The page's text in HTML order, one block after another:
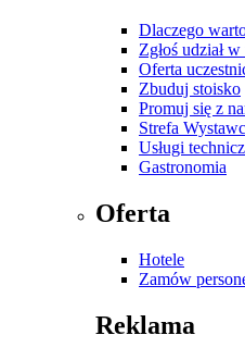
Dlaczego
Zgłoś udział
Oferta
Zbuduj stoisko
Promuj się z
Strefa
Usługi
Gastronomia
Oferta
Hotele
Zamów
Reklama